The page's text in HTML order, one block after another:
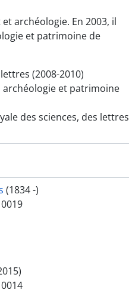
archéologie. En 2003, il
et patrimoine de
(2008-2010)
et patrimoine
des sciences, des lettres
(1834 -)